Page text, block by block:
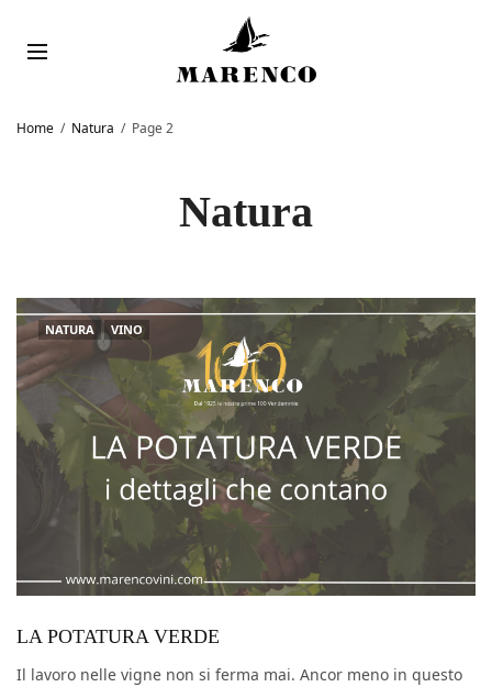
Home Natura Page 2
Natura
NATURA VINO
LA POTATURA VERDE
Il lavoro nelle vigne non si ferma mai. Ancor meno in questo